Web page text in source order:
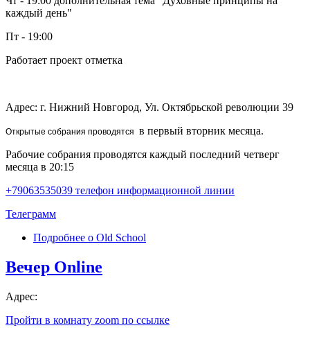
каждый день"
Пт - 19:00
Работает проект отметка
Адрес: г. Нижний Новгород, Ул. Октябрьской революции 39
Открытые собрания проводятся в первый вторник месяца.
Рабочие собрания проводятся каждый последний четверг
месяца в 20:15
+79063535039 телефон информационной линии
Телеграмм
Подробнее о Old School
Вечер Online
Адрес:
Пройти в комнату zoom по ссылке